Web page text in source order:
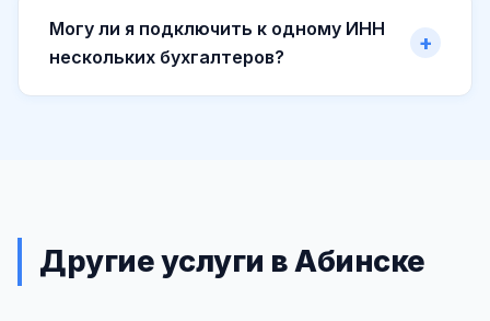
Могу ли я подключить к одному ИНН
нескольких бухгалтеров?
Другие услуги в Абинске